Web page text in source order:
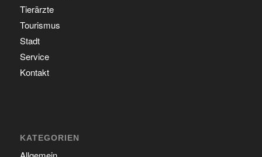
Tierärzte
Tourismus
Stadt
Service
Kontakt
KATEGORIEN